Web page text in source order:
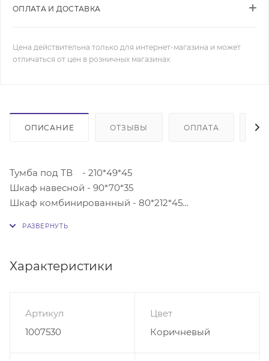
ОПЛАТА И ДОСТАВКА
Цена действительна только для интернет-магазина и может
отличаться от цен в розничных магазинах
ОПИСАНИЕ ОТЗЫВЫ ОПЛАТА
Тумба под ТВ - 210*49*45
Шкаф навесной - 90*70*35
Шкаф комбинированный - 80*212*45
дверью со стеклом 3 стеклополки.
Направляющие ящиков шариковые 100% полного
Характеристики
Артикул
1007530
Цвет
Коричневый